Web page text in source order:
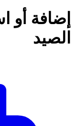
إضافة أو
الصيد